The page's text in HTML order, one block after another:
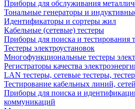
Приборы для обслуживания
Тональные генераторы и
Идентификаторы и сортеры жил
Кабельные (сетевые) тестеры
Приборы для поиска и тестирования
Тестеры электроустановок
Многофункциональные тестеры
Регистраторы качества
LAN тестеры, сетевые тестеры,
Тестирование кабельных линий,
Приборы для поиска и
коммуникаций